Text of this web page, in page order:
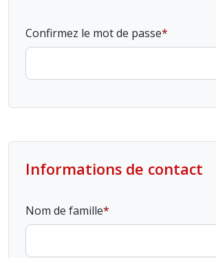
Confirmez le mot de passe
Informations de contact
Nom de famille